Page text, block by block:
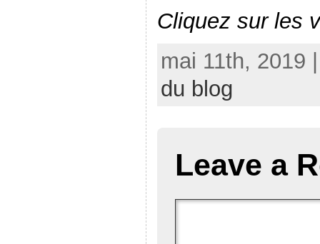
Cliquez sur les
mai 11th, 2019
du blog
Leave a